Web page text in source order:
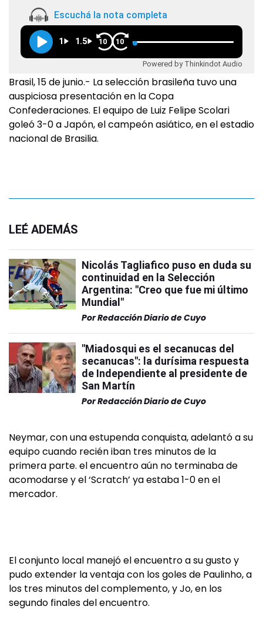
Escuchá la nota completa
1 1.5 10 10
Powered by Thinkindot Audio
Brasil, 15 de junio.- La selección brasileña tuvo una
auspiciosa presentación en la Copa
Confederaciones. El equipo de Luiz Felipe Scolari
goleó 3-0 a Japón, el campeón asiático, en el estadio
nacional de Brasilia.
LEÉ ADEMÁS
Nicolás Tagliafico puso en duda su
continuidad en la Selección
Argentina: "Creo que fue mi último
Mundial"
PorRedacción Diario de Cuyo
"Miadosqui es el secanucas del
secanucas": la durísima respuesta
de Independiente al presidente de
San Martín
PorRedacción Diario de Cuyo
Neymar, con una estupenda conquista, adelantó a su
equipo cuando recién iban tres minutos de la
primera parte. el encuentro aún no terminaba de
acomodarse y el ‘Scratch’ ya estaba 1-0 en el
mercador.
El conjunto local manejó el encuentro a su gusto y
pudo extender la ventaja con los goles de Paulinho, a
los tres minutos del complemento, y Jo, en los
segundo finales del encuentro.